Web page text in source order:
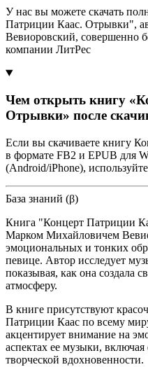
У нас вы можете скачать
Патриции Каас. Отрывки",
Вевиоровский, совершенно
компании ЛитРес
Чем открыть книгу
Отрывки» после
Если вы скачиваете книгу
в формате FB2 и EPUB для
(Android/iPhone),
База знаний (β)
Книга "Концерт Патриции
Марком Михайловичем
эмоциональных и тонких
певице. Автор исследует
показывая, как она создала
атмосферу.
В книге присутствуют
Патриции Каас по всему
акцентирует внимание на
аспектах ее музыки, включая
творческой вдохновенности.